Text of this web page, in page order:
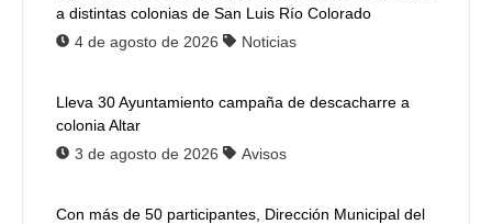
a distintas colonias de San Luis Río Colorado
4 de agosto de 2026
Noticias
Lleva 30 Ayuntamiento campaña de descacharre a
colonia Altar
3 de agosto de 2026
Avisos
Con más de 50 participantes, Dirección Municipal del